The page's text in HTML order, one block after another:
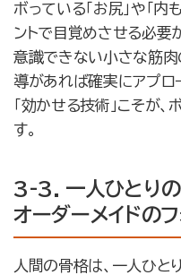
ボっている「お尻」や「内
ントで目覚めさせる必要
意識できない小さな筋肉
導があれば確実にアプロ
「効かせる技術」こそが
す。
3-3. 一人ひとり
オーダーメイドの
人間の骨格は、一人ひと